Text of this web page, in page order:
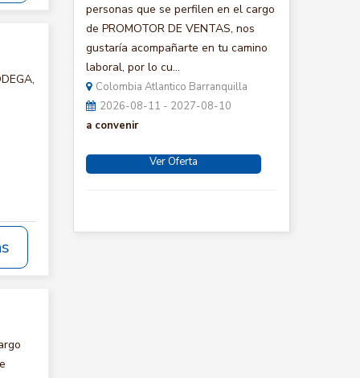
personas que se perfilen en el cargo
de PROMOTOR DE VENTAS, nos
gustaría acompañarte en tu camino
laboral, por lo cu...
Colombia Atlantico Barranquilla
2026-08-11 - 2027-08-10
a convenir
Ver Oferta